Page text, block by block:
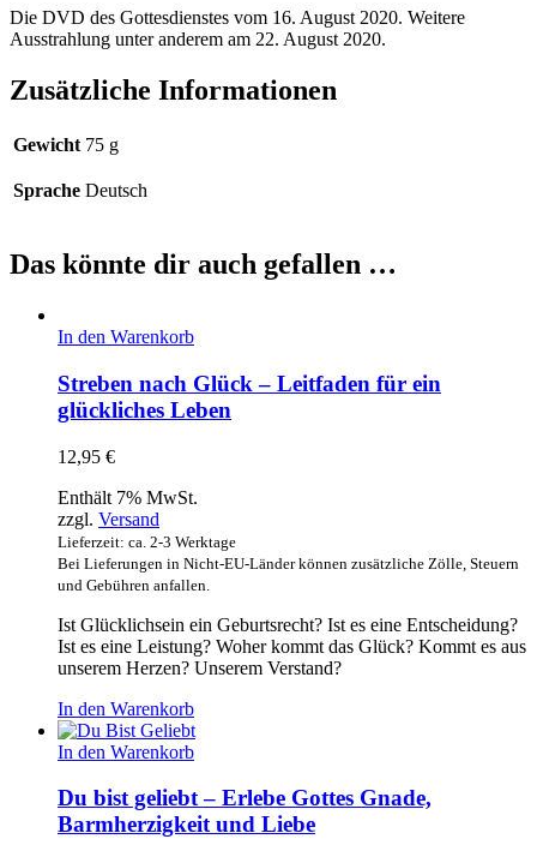
Die DVD des Gottesdienstes vom 16. August 2020. Weitere
Ausstrahlung unter anderem am 22. August 2020.
Zusätzliche Informationen
Gewicht 75 g
Sprache Deutsch
Das könnte dir auch gefallen …
In den Warenkorb
Streben nach Glück – Leitfaden für ein
glückliches Leben
12,95 €
Enthält 7% MwSt.
zzgl. Versand
Lieferzeit: ca. 2-3 Werktage
Bei Lieferungen in Nicht-EU-Länder können zusätzliche Zölle, Steuern
und Gebühren anfallen.
Ist Glücklichsein ein Geburtsrecht? Ist es eine Entscheidung?
Ist es eine Leistung? Woher kommt das Glück? Kommt es aus
unserem Herzen? Unserem Verstand?
In den Warenkorb
In den Warenkorb
Du bist geliebt – Erlebe Gottes Gnade,
Barmherzigkeit und Liebe